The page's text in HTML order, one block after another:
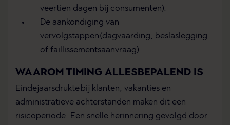
veertien dagen bij consumenten).
De aankondiging van
vervolgstappen (dagvaarding, beslaslegging
of faillissementsaanvraag).
WAAROM TIMING ALLESBEPALEND IS
Eindejaarsdrukte bij klanten, vakanties en
administratieve achterstanden maken dit een
risicoperiode. Een snelle herinnering gevolgd door